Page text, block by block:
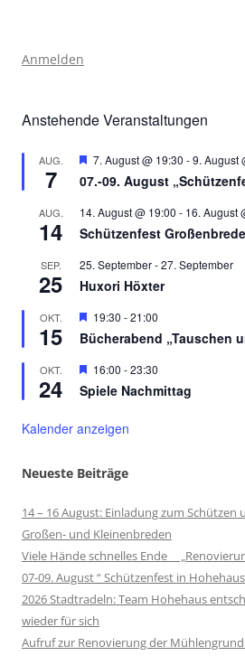
Anmelden
Anstehende Veranstaltungen
AUG.
7
Hervorgehoben
7. August @ 19:30 -9. August
07.-09. August
AUG.
14
14. August @ 19:00 - 16. August
Schützenfest
SEP.
25
25. September-27. September
Huxori Höxter
OKT.
15
Hervorgehoben
19:30 -21:00
Bücherabend „Tauschen
OKT.
24
Hervorgehoben
16:00 -23:30
Spiele Nachmittag
Kalender anzeigen
Neueste Beiträge
14 – 16 August: Einladung zum
Großen- und Kleinenbreden
Viele Hände schnelles Ende
07-09. August “ Schützenfest in Hohehaus
2026 Stadtradeln: Team Hohehaus
wieder für sich
Aufruf zur Renovierung der